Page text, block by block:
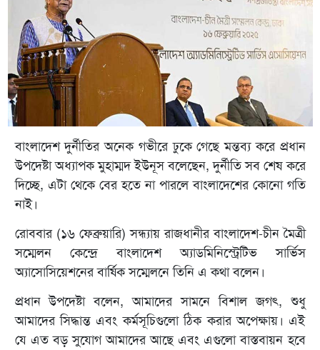
বাংলাদেশ দুর্নীতির অনেক গভীরে ঢুকে গেছে মন্তব্য করে প্রধান
উপদেষ্টা অধ্যাপক মুহাম্মদ ইউনূস বলেছেন, দুর্নীতি সব শেষ করে
দিচ্ছে, এটা থেকে বের হতে না পারলে বাংলাদেশের কোনো গতি
নাই।
রোববার (১৬ ফেব্রুয়ারি) সন্ধ্যায় রাজধানীর বাংলাদেশ-চীন মৈত্রী
সম্মেলন কেন্দ্রে বাংলাদেশ অ্যাডমিনিস্ট্রেটিভ সার্ভিস
অ্যাসোসিয়েশনের বার্ষিক সম্মেলনে তিনি এ কথা বলেন।
প্রধান উপদেষ্টা বলেন, আমাদের সামনে বিশাল জগৎ, শুধু
আমাদের সিদ্ধান্ত এবং কর্মসূচিগুলো ঠিক করার অপেক্ষায়। এই
যে এত বড় সুযোগ আমাদের আছে এবং এগুলো বাস্তবায়ন হবে